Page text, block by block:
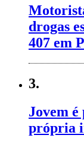
drogas
407 em
3.
Jovem é
própria